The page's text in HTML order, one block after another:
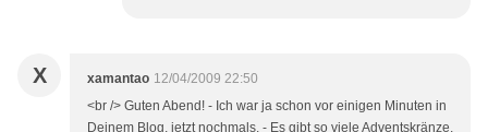
X xamantao 12/04/2009 22:50
<br /> Guten Abend! - Ich war ja schon vor einigen Minuten in
Deinem Blog, jetzt nochmals. - Es gibt so viele Adventskränze,